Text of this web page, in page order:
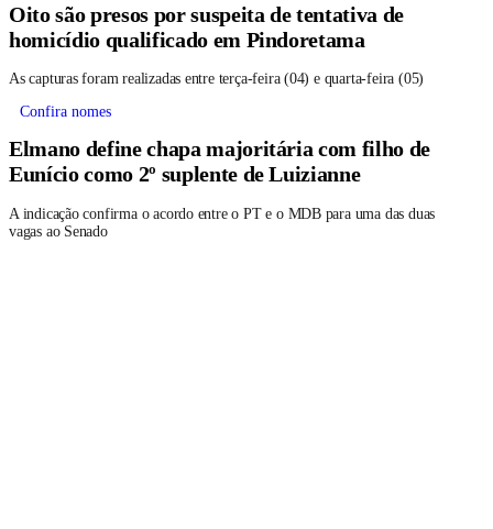
Oito são presos por suspeita de tentativa de
homicídio qualificado em Pindoretama
As capturas foram realizadas entre terça-feira (04) e quarta-feira (05)
Confira nomes
Elmano define chapa majoritária com filho de
Eunício como 2º suplente de Luizianne
A indicação confirma o acordo entre o PT e o MDB para uma das duas
vagas ao Senado